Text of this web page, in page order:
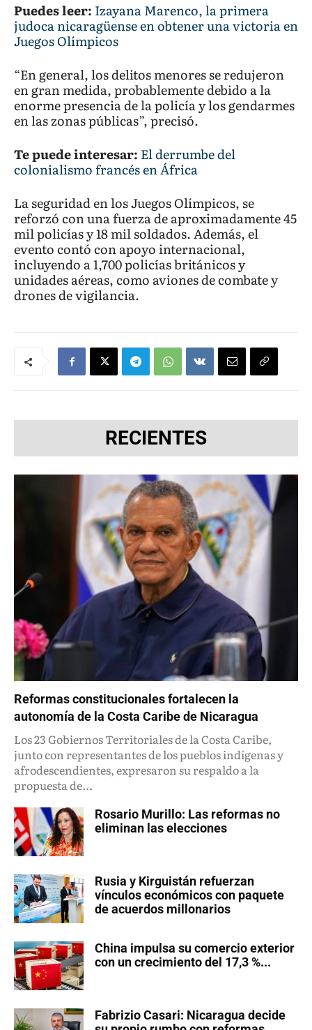
Puedes leer: Izayana Marenco, la primera
judoca nicaragüense en obtener una victoria en
Juegos Olímpicos
“En general, los delitos menores se redujeron
en gran medida, probablemente debido a la
enorme presencia de la policía y los gendarmes
en las zonas públicas”, precisó.
Te puede interesar: El derrumbe del
colonialismo francés en África
La seguridad en los Juegos Olímpicos, se
reforzó con una fuerza de aproximadamente 45
mil policías y 18 mil soldados. Además, el
evento contó con apoyo internacional,
incluyendo a 1,700 policías británicos y
unidades aéreas, como aviones de combate y
drones de vigilancia.
RECIENTES
Reformas constitucionales fortalecen la
autonomía de la Costa Caribe de Nicaragua
Los 23 Gobiernos Territoriales de la Costa Caribe,
junto con representantes de los pueblos indígenas y
afrodescendientes, expresaron su respaldo a la
propuesta de...
Rosario Murillo: Las reformas no
eliminan las elecciones
Rusia y Kirguistán refuerzan
vínculos económicos con paquete
de acuerdos millonarios
China impulsa su comercio exterior
con un crecimiento del 17,3 %...
Fabrizio Casari: Nicaragua decide